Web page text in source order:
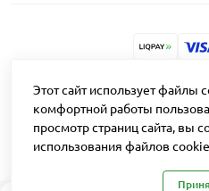
Разработчик:
Работает на
Агро
Этот сайт использует файлы
комфортной работы
просмотр страниц сайта, вы
использования файлов